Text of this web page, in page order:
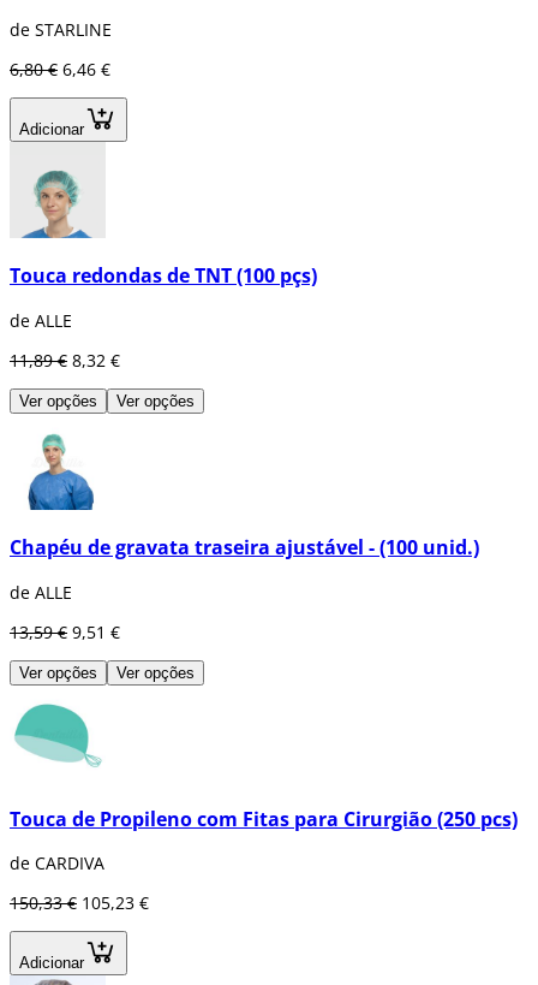
de STARLINE
6,80 € 6,46 €
Adicionar
Touca redondas de TNT (100 pçs)
de ALLE
11,89 € 8,32 €
Ver opções Ver opções
Chapéu de gravata traseira ajustável - (100 unid.)
de ALLE
13,59 € 9,51 €
Ver opções Ver opções
Touca de Propileno com Fitas para Cirurgião (250 pcs)
de CARDIVA
150,33 € 105,23 €
Adicionar